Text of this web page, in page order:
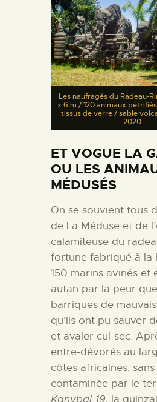
Les naufragés du Radeau-
x 6 m / 120 animaux
tissus de verre / sable
2020
ET VOGUE LA
OU LES
MÉDUSÉS
On se souvient tous
de La Méduse et de
calamiteuse du
fortune fabriqué à la
150 marins avinés et
autan par la peur
barriques de
qu’ils ont pu sauver
et avaler cul-sec.
entre-dévorés au
côtes africaines,
contaminée par le
Kanybal-19, la